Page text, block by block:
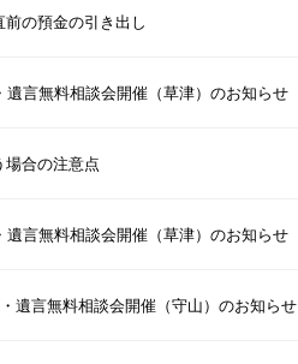
前の預金の引き出し
言無料相談会開催（草津）のお知らせ
場合の注意点
言無料相談会開催（草津）のお知らせ
遺言無料相談会開催（守山）のお知らせ